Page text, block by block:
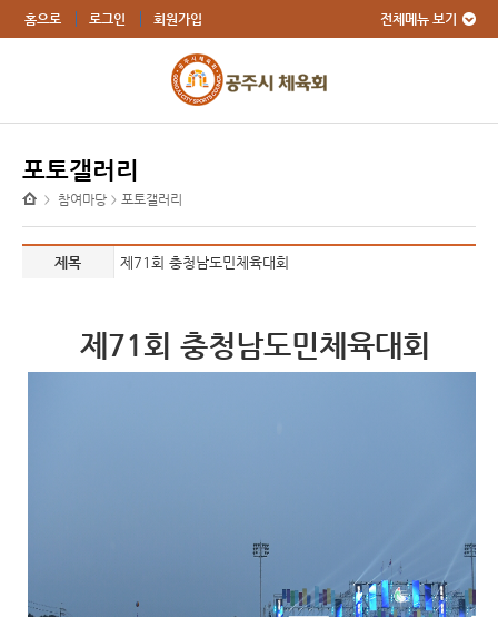
홈으로 로그인 회원가입 전체메뉴 보기
포토갤러리
> 참여마당 > 포토갤러리
제목 제71회 충청남도민체육대회
제71회 충청남도민체육대회